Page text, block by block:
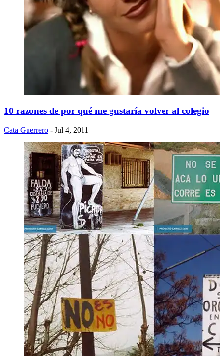
10 razones de por qué me gustaría volver al colegio
Cata Guerrero - Jul 4, 2011